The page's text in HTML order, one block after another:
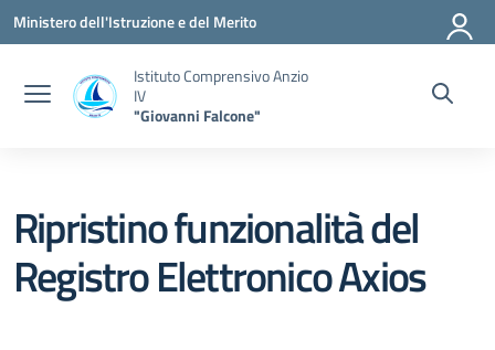
Vai ai contenuti
Vai al menu di navigazione
Vai al footer
Ministero dell'Istruzione e del Merito
Istituto Comprensivo Anzio
IV
"Giovanni Falcone"
Ripristino funzionalità del
Registro Elettronico Axios